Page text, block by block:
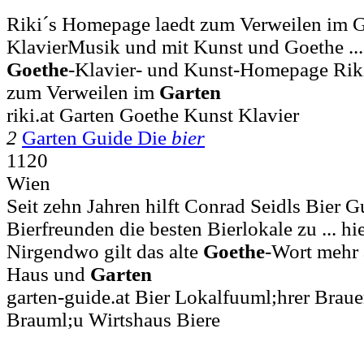
Riki´s Homepage laedt zum Verweilen im
KlavierMusik und mit Kunst und Goethe
Goethe-Klavier- und Kunst-Homepage
zum Verweilen im Garten
riki.at Garten Goethe Kunst Klavier
2 Garten Guide Die bier
1120
Wien
Seit zehn Jahren hilft Conrad Seidls Bier
Bierfreunden die besten Bierlokale zu ...
Nirgendwo gilt das alte Goethe-Wort mehr
Haus und Garten
garten-guide.at Bier Lokalfuuml;hrer
Brauml;u Wirtshaus Biere